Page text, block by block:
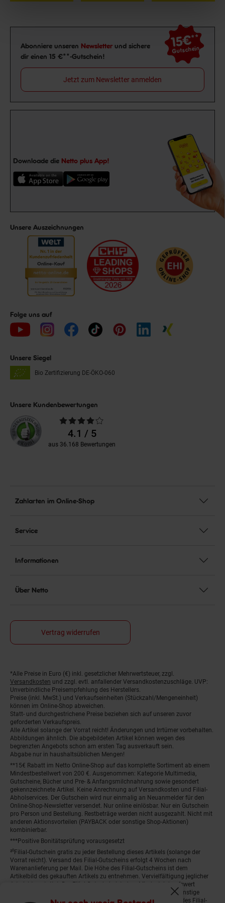
Fenster
Newsletter Anmeldung
Abonniere unseren Newsletter und sichere
dir einen 15 €**-Gutschein!
15€**
Gutschein
Jetzt zum Newsletter anmelden
Downloade die Netto plus App!
Unsere Auszeichnungen
Folge uns auf
Unsere Siegel
Bio Zertifizierung DE-ÖKO-060
Unsere Kundenbewertungen
Durchschnittliche
Bewertungen4.1 / 5
aus 36.168 Bewertungen
Zahlarten im Online-Shop
Service
Informationen
Über Netto
Vertrag widerrufen
Fußnoten
*Alle Preise in Euro (€) inkl. gesetzlicher Mehrwertsteuer, zzgl.
Versandkosten und zzgl. evtl. anfallender Versandkostenzuschläge. UVP:
Unverbindliche Preisempfehlung des Herstellers.
Preise (inkl. MwSt.) und Verkaufseinheiten (Stückzahl/Mengeneinheit)
können im Online-Shop abweichen.
Statt- und durchgestrichene Preise beziehen sich auf unseren zuvor
geforderten Verkaufspreis.
Alle Artikel solange der Vorrat reicht! Änderungen und Irrtümer vorbehalten.
Abbildungen ähnlich. Die abgebildeten Artikel können wegen des
begrenzten Angebots schon am ersten Tag ausverkauft sein.
Abgabe nur in haushaltsüblichen Mengen!
**15€ Rabatt im Netto Online-Shop auf das komplette Sortiment ab einem
Mindestbestellwert von 200 €. Ausgenommen: Kategorie Multimedia,
Gutscheine, Bücher und Pre- & Anfangsmilchnahrung sowie gesondert
gekennzeichnete Artikel. Keine Anrechnung auf Versandkosten und Filial-
Abholservices. Der Gutschein wird nur einmalig an Neuanmelder für den
Online-Shop-Newsletter versendet. Nur online einlösbar. Nur ein Gutschein
pro Person und Bestellung. Restbeträge werden nicht ausgezahlt. Nicht mit
anderen Aktionsvorteilen (PAYBACK oder sonstige Shop-Aktionen)
kombinierbar.
***Positive Bonitätsprüfung vorausgesetzt
²⁰Filial-Gutschein gratis zu jeder Bestellung dieses Artikels (solange der
Vorrat reicht). Versand des Filial-Gutscheins erfolgt 4 Wochen nach
Warenanlieferung per Mail. Die Höhe des Filial-Gutscheins ist dem
Artikelbild des gekauften Artikels zu entnehmen. Vervielfältigung jeglicher
Art nicht gestattet. Der Filial-Gutschein ist ohne Mindesteinkaufswert
einlösbar. Nicht mit anderen Aktionsvorteilen (PAYBACK oder sonstige
Shop-Aktionen) kombinierbar. Der jeweilige Gültigkeitszeitraum des Filial-